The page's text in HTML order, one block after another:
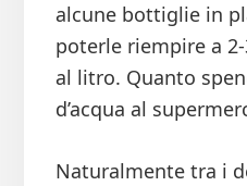
alcune bottiglie in
poterle riempire a
al litro. Quanto
d’acqua al
Naturalmente tra i